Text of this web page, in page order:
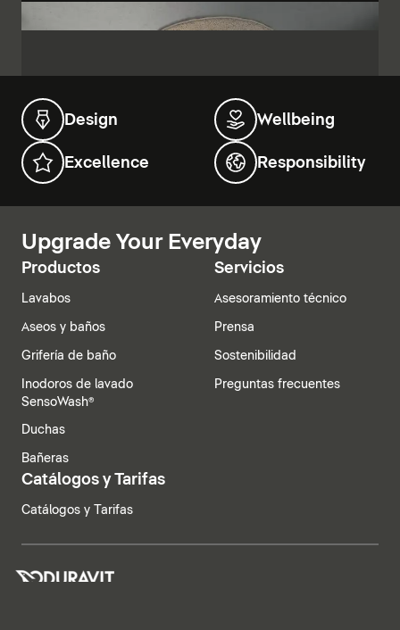
Design Wellbeing
Excellence Responsibility
Upgrade Your Everyday
Productos
Lavabos
Aseos y baños
Grifería de baño
Inodoros de lavado
SensoWash®
Duchas
Bañeras
Servicios
Asesoramiento técnico
Prensa
Sostenibilidad
Preguntas frecuentes
Catálogos y Tarifas
Catálogos y Tarifas